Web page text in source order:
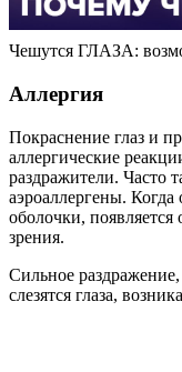
Чешутся ГЛАЗА:
Аллергия
Покраснение глаз и
аллергические
раздражители. Часто
аэроаллергены.
оболочки, появляется
зрения.
Сильное раздражение,
слезятся глаза,